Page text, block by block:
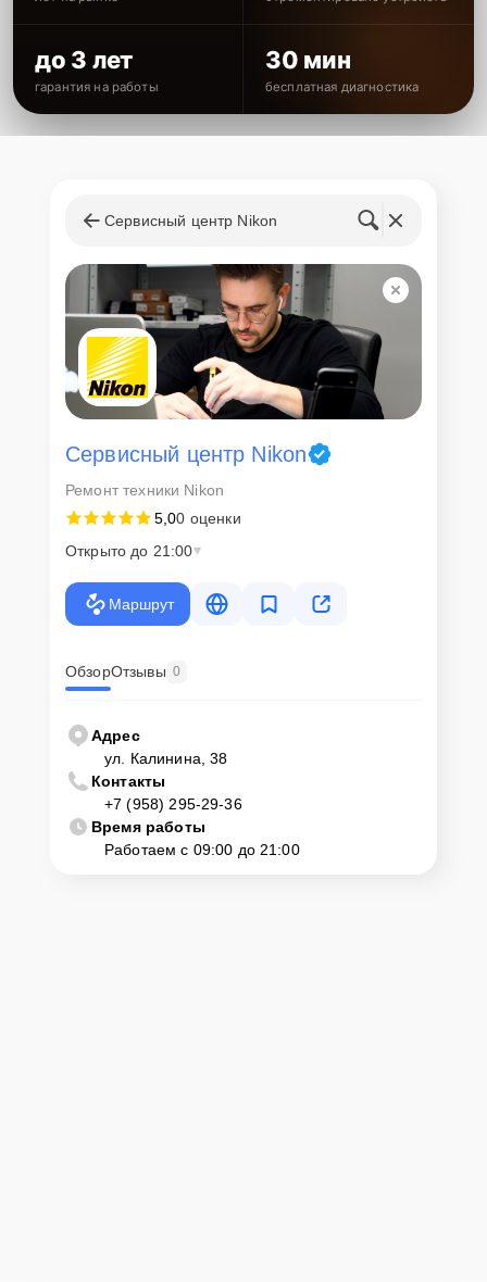
до 3 лет
гарантия на работы
30 мин
бесплатная диагностика
Сервисный центр Nikon
Сервисный центр Nikon
Ремонт техники Nikon
5,00 оценки
Открыто до 21:00
Маршрут
ОбзорОтзывы 0
Адрес
ул. Калинина, 38
Контакты
+7 (958) 295-29-36
Время работы
Работаем с 09:00 до 21:00